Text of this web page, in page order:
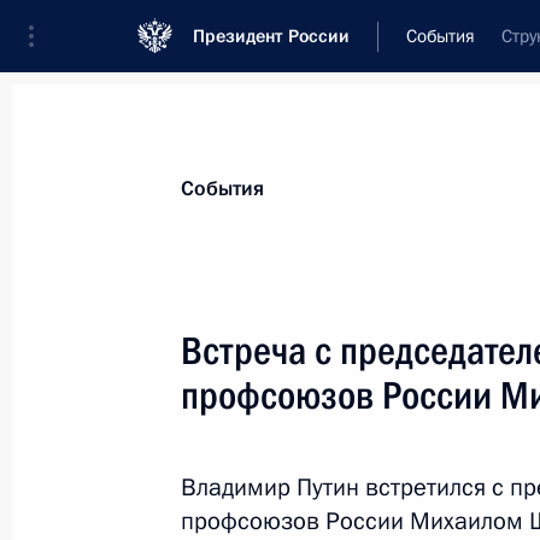
Президент России События
Новости
Послания Федеральному Собранию
Заявления по важнейшим вопросам
Речи и обращения
События
Встреча с
профсоюзов России
Владимир Путин встретился с
профсоюзов России Михаилом